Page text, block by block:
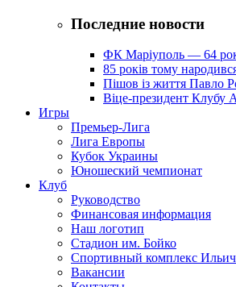
Последние новости
ФК Маріуполь — 64
85 років тому
Пішов із життя Павло
Віце-президент Клубу
Игры
Премьер-Лига
Лига Европы
Кубок Украины
Юношеский чемпионат
Клуб
Руководство
Финансовая информация
Наш логотип
Стадион им. Бойко
Спортивный комплекс
Вакансии